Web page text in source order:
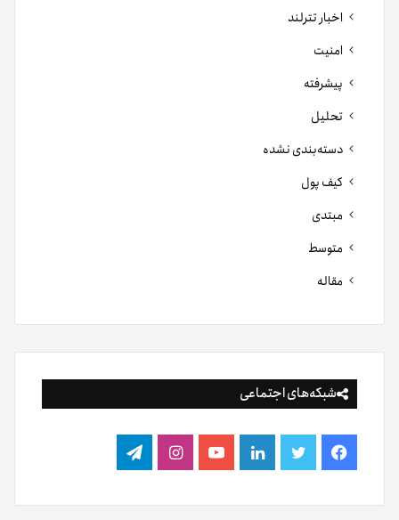
اخبار تترلند
امنیت
پیشرفته
تحلیل
دسته‌بندی نشده
کیف پول
مبتدی
متوسط
مقاله
شبکه‌های اجتماعی
فیس
بوک
توییتر لینکدینیوتیوباینستاگرام
تلگرام